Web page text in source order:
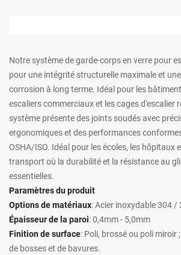
Notre système de garde-corps en verre pour
pour une intégrité structurelle maximale et
corrosion à long terme. Idéal pour les
escaliers commerciaux et les cages d'escalier
système présente des joints soudés avec
ergonomiques et des performances
OSHA/ISO. Idéal pour les écoles, les hôpitaux
transport où la durabilité et la résistance au
essentielles.
Paramètres du produit
Options de matériaux: Acier inoxydable 304
Épaisseur de la paroi: 0,4mm - 5,0mm
Finition de surface: Poli, brossé ou poli miroir
de bosses et de bavures.